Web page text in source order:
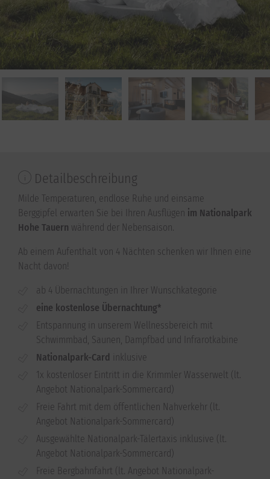
Detailbeschreibung
Milde Temperaturen, endlose Ruhe und einsame
Berggipfel erwarten Sie bei Ihren Ausflügen im Nationalpark
Hohe Tauern während der Nebensaison.
Ab einem Aufenthalt von 4 Nächten schenken wir Ihnen eine
Nacht davon!
ab 4 Übernachtungen in Ihrer Wunschkategorie
eine kostenlose Übernachtung*
Entspannung in unserem Wellnessbereich mit
Schwimmbad, Saunen, Dampfbad und Infrarotkabine
Nationalpark-Card
inklusive
1x kostenloser Eintritt in die Krimmler Wasserwelt (lt.
Angebot Nationalpark-Sommercard)
Freie Fahrt mit dem öffentlichen Nahverkehr (lt.
Angebot Nationalpark-Sommercard)
Ausgewählte Nationalpark-Tälertaxis inklusive (lt.
Angebot Nationalpark-Sommercard)
Freie Bergbahnfahrt (lt. Angebot Nationalpark-